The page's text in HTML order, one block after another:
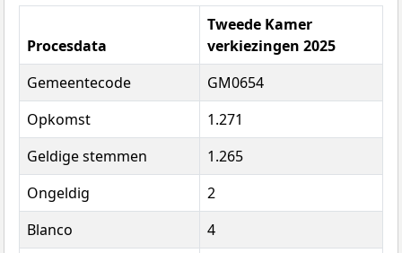
Procesdata
Tweede Kamer
verkiezingen 2025
Gemeentecode
GM0654
Opkomst
1.271
Geldige stemmen
1.265
Ongeldig
2
Blanco
4